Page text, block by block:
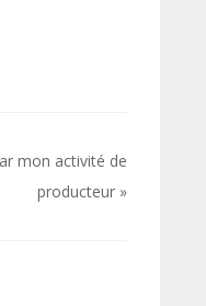
mon activité de
producteur »